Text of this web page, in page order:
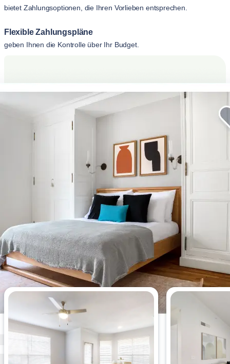
bietet Zahlungsoptionen, die Ihren Vorlieben entsprechen.
Flexible Zahlungspläne
geben Ihnen die Kontrolle über Ihr Budget.
Meistgesehene Wohnungen
dieser Woche